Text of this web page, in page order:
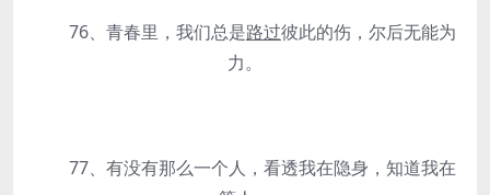
76、青春里，我们总是路过彼此的伤，尔后无能为
力。
77、有没有那么一个人，看透我在隐身，知道我在